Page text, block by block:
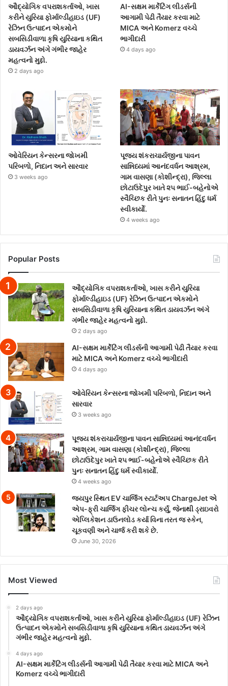
ઔદ્યોગિક વપરાશકર્તાઓ, ખાસ
કરીને યુરિયા ફોર્માલ્ડીહાઇડ (UF)
રેઝિન ઉત્પાદન એકમોને
સબસિડીવાળા કૃષિ યુરિયાના કથિત
ડાયવર્ઝન અંગે ગંભીર જાહેર
મહત્વનો મુદ્દો.
2 days ago
AI-સક્ષમ માર્કેટિંગ લીડર્સની
આગામી પેઢી તૈયાર કરવા માટે
MICA અને Komerz વચ્ચે
ભાગીદારી
4 days ago
ઓવેરિયન કેન્સરના જોખમી
પરિબળો, નિદાન અને સારવાર
3 weeks ago
પૂજ્ય શંકરાચાર્યજીના પાવન
સાન્નિધ્યમાં આનંદવર્ધન આશ્રમ,
ગામ વાસણા (કોશીન્દ્રા), જિલ્લા
છોટાઉદેપુર ખાતે ૨૫ ભાઈ-બહેનોએ
સ્વૈચ્છિક રીતે પુનઃ સનાતન હિંદુ ધર્મ
સ્વીકાર્યો.
4 weeks ago
Popular Posts
ઔદ્યોગિક વપરાશકર્તાઓ, ખાસ કરીને યુરિયા
ફોર્માલ્ડીહાઇડ (UF) રેઝિન ઉત્પાદન એકમોને
સબસિડીવાળા કૃષિ યુરિયાના કથિત ડાયવર્ઝન અંગે
ગંભીર જાહેર મહત્વનો મુદ્દો.
2 days ago
AI-સક્ષમ માર્કેટિંગ લીડર્સની આગામી પેઢી તૈયાર કરવા
માટે MICA અને Komerz વચ્ચે ભાગીદારી
4 days ago
ઓવેરિયન કેન્સરના જોખમી પરિબળો, નિદાન અને
સારવાર
3 weeks ago
પૂજ્ય શંકરાચાર્યજીના પાવન સાન્નિધ્યમાં આનંદવર્ધન
આશ્રમ, ગામ વાસણા (કોશીન્દ્રા), જિલ્લા
છોટાઉદેપુર ખાતે ૨૫ ભાઈ-બહેનોએ સ્વૈચ્છિક રીતે
પુનઃ સનાતન હિંદુ ધર્મ સ્વીકાર્યો.
4 weeks ago
જયપુર સ્થિત EV ચાર્જિંગ સ્ટાર્ટઅપ ChargeJet એ
એપ-ફ્રી ચાર્જિંગ ફીચર લોન્ચ કર્યું, જેનાથી ડ્રાઇવરો
એપ્લિકેશન ડાઉનલોડ કર્યા વિના તરત જ સ્કેન,
ચૂકવણી અને ચાર્જ કરી શકે છે.
June 30, 2026
Most Viewed
2 days ago
ઔદ્યોગિક વપરાશકર્તાઓ, ખાસ કરીને યુરિયા ફોર્માલ્ડીહાઇડ (UF) રેઝિન
ઉત્પાદન એકમોને સબસિડીવાળા કૃષિ યુરિયાના કથિત ડાયવર્ઝન અંગે
ગંભીર જાહેર મહત્વનો મુદ્દો.
4 days ago
AI-સક્ષમ માર્કેટિંગ લીડર્સની આગામી પેઢી તૈયાર કરવા માટે MICA અને
Komerz વચ્ચે ભાગીદારી